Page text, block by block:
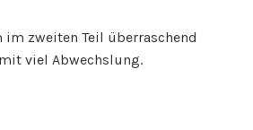
im zweiten Teil überraschend
viel Abwechslung.